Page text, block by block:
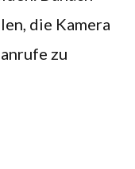
die Kamera
zu